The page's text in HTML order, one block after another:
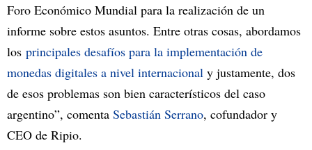
Foro Económico Mundial para la realización de un
informe sobre estos asuntos. Entre otras cosas, abordamos
los principales desafíos para la implementación de
monedas digitales a nivel internacional y justamente, dos
de esos problemas son bien característicos del caso
argentino”, comenta Sebastián Serrano, cofundador y
CEO de Ripio.